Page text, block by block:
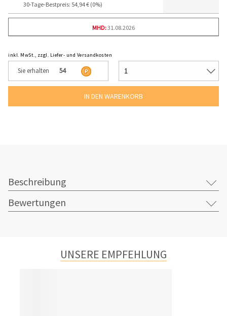
30-Tage-Bestpreis: 54,94 € (0%)
MHD:31.08.2026
inkl. MwSt., zzgl. Liefer- und Versandkosten
Sie erhalten 54
Beschreibung
Bewertungen
UNSERE EMPFEHLUNG